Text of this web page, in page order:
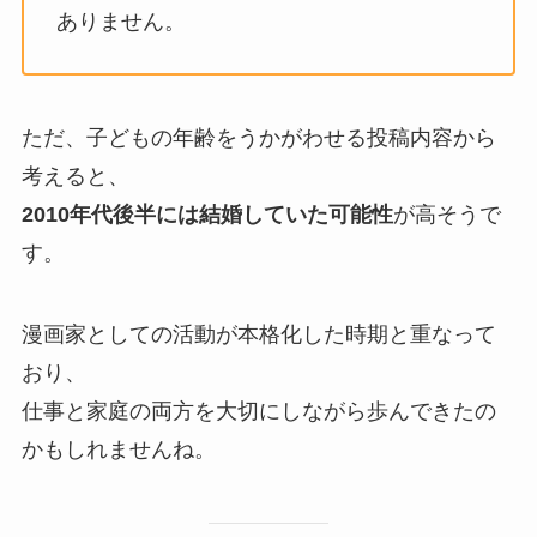
ありません。
ただ、子どもの年齢をうかがわせる投稿内容から
考えると、
2010年代後半には結婚していた可能性が高そうで
す。
漫画家としての活動が本格化した時期と重なって
おり、
仕事と家庭の両方を大切にしながら歩んできたの
かもしれませんね。